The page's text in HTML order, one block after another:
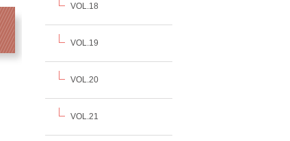
VOL.18
VOL.19
VOL.20
VOL.21